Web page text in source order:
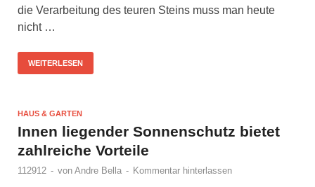
die Verarbeitung des teuren Steins muss man heute
nicht …
WEITERLESEN
HAUS & GARTEN
Innen liegender Sonnenschutz bietet
zahlreiche Vorteile
112912 - von Andre Bella - Kommentar hinterlassen